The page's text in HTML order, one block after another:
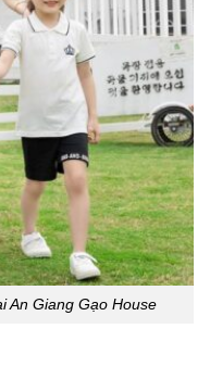
An Giang Gạo House